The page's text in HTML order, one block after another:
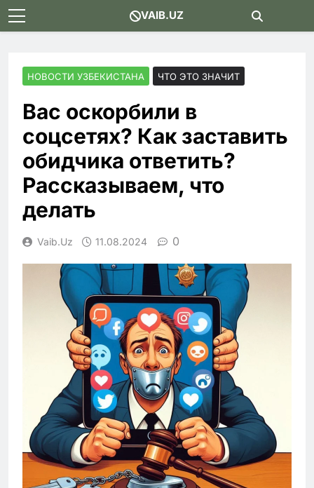
Skip
to
VAIB.UZ
НОВОСТИ УЗБЕКИСТАНА ЧТО ЭТО ЗНАЧИТ
Вас оскорбили в
соцсетях? Как заставить
обидчика ответить?
Рассказываем, что
делать
Vaib.uz 11.08.2024 0